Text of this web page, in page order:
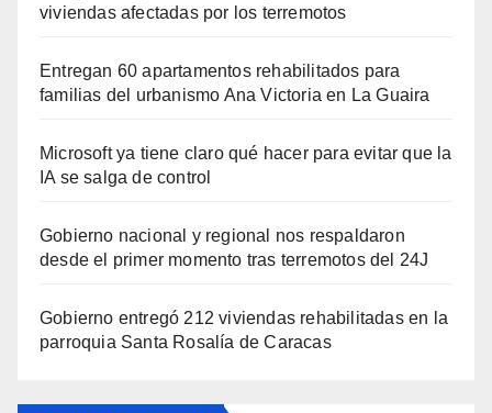
viviendas afectadas por los terremotos
Entregan 60 apartamentos rehabilitados para
familias del urbanismo Ana Victoria en La Guaira
Microsoft ya tiene claro qué hacer para evitar que la
IA se salga de control
Gobierno nacional y regional nos respaldaron
desde el primer momento tras terremotos del 24J
Gobierno entregó 212 viviendas rehabilitadas en la
parroquia Santa Rosalía de Caracas